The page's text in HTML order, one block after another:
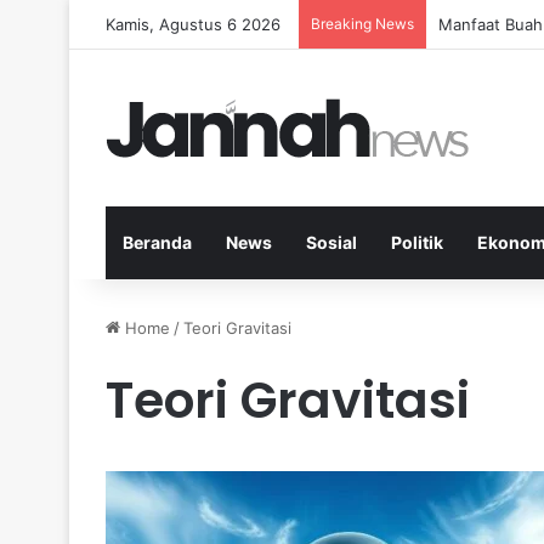
Kamis, Agustus 6 2026 Breaking News Manfaat
Beranda News Sosial Politik
Home /Teori Gravitasi
Teori Gravitasi